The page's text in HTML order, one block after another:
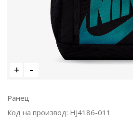
Ранец
Код на производ: HJ4186-011